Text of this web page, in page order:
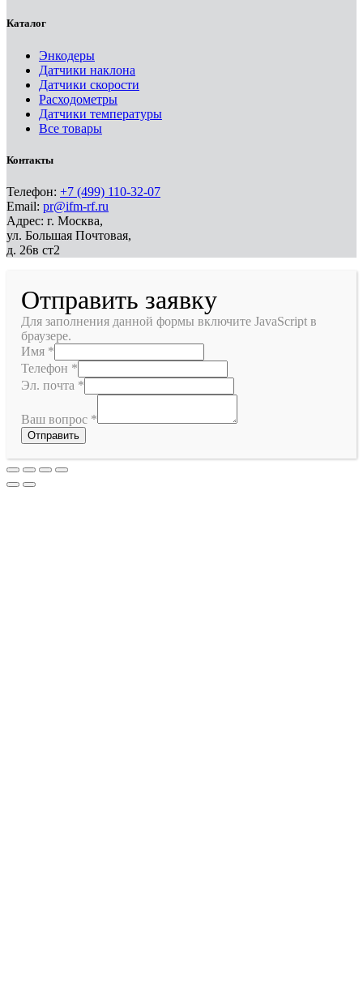
Каталог
Энкодеры
Датчики наклона
Датчики скорости
Расходометры
Датчики температуры
Все товары
Контакты
Телефон: +7 (499) 110-32-07
Email: pr@ifm-rf.ru
Адрес: г. Москва,
ул. Большая Почтовая,
д. 26в ст2
Отправить заявку
Для заполнения данной формы включите JavaScript в
браузере.
Имя *
Телефон *
Эл. почта *
Ваш вопрос *
Отправить